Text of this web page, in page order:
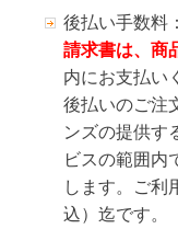
後払い手数料
請求書は、商
内にお支払い
後払いのご注
ンズの提供す
ビスの範囲内
します。ご利
込）迄です。